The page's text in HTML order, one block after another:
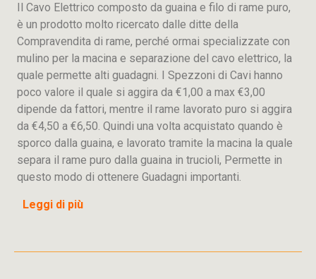
Il Cavo Elettrico composto da guaina e filo di rame puro,
è un prodotto molto ricercato dalle ditte della
Compravendita di rame, perché ormai specializzate con
mulino per la macina e separazione del cavo elettrico, la
quale permette alti guadagni. I Spezzoni di Cavi hanno
poco valore il quale si aggira da €1,00 a max €3,00
dipende da fattori, mentre il rame lavorato puro si aggira
da €4,50 a €6,50. Quindi una volta acquistato quando è
sporco dalla guaina, e lavorato tramite la macina la quale
separa il rame puro dalla guaina in trucioli, Permette in
questo modo di ottenere Guadagni importanti.
Leggi di più